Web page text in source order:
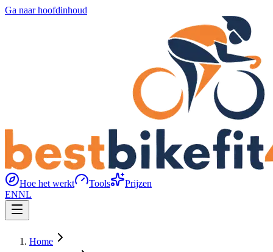
Ga naar hoofdinhoud
Hoe het werkt Tools
Prijzen
ENNL
Home